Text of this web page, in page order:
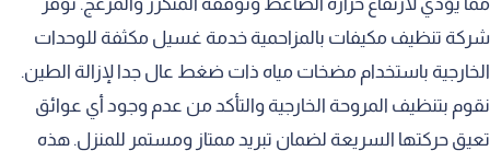
شركة تنظيف مكيفات بالمزاحمية خدمة غسيل مكثفة للوحدات
الخارجية باستخدام مضخات مياه ذات ضغط عال جدا لإزالة الطين.
نقوم بتنظيف المروحة الخارجية والتأكد من عدم وجود أي عوائق
تعيق حركتها السريعة لضمان تبريد ممتاز ومستمر للمنزل. هذه